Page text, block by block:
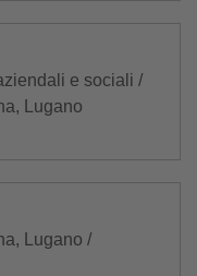
e sociali /
Lugano
Lugano /